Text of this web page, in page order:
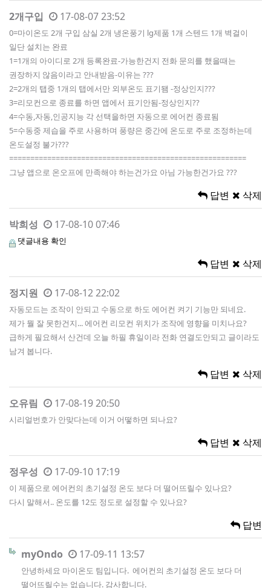
2개구입 17-08-07 23:52
0=마이온도 2개 구입 삼실 2개 냉온풍기 lg제품 1개 스텐드 1개 벽걸이
일단 설치는 완료
1=1개의 아이디로 2개 등록완료-가능한건지 전화 문의를 했을때는
권장하지 않음이라고 안내받음-이유는 ???
2=2개의 탭중 1개의 탭에서만 외부온도 표기됌 -정상인지???
3=리모컨으로 종료를 하면 앱에서 표기안됨-정상인지??
4=수동,자동,인공지능 각 선택을하면 자동으로 에어컨 종료됨
5=수동중 제습을 주로 사용하며 풍량은 중간에 온도로 주로 조정하는데
온도설정 불가???
========================================================
그냥 앱으로 온오프에 만족해야 하는건가요 아님 가능한건가요 ???
답변 삭제
박희성 17-08-10 07:46
댓글내용 확인
답변 삭제
정지원 17-08-12 22:02
자동모드는 조작이 안되고 수동으로 하도 에어컨 켜기 기능만 되네요.
제가 뭘 잘 못한건지... 에어컨 리모컨 위치가 조작에 영향을 미치나요?
급하게 필요해서 산건데 오늘 하필 휴일이라 전화 연결도안되고 글이라도
남겨 봅니다.
답변 삭제
오유림 17-08-19 20:50
시리얼번호가 안맞다는데 이거 어떻하면 되나요?
답변 삭제
정우성 17-09-10 17:19
이 제품으로 에어컨의 초기설정 온도 보다 더 떨어뜨릴수 있나요?
다시 말해서.. 온도를 12도 정도로 설정할 수 있나요?
답변
myOndo 17-09-11 13:57
안녕하세요 마이온도 팀입니다. 에어컨의 초기설정 온도 보다 더
떨어뜨릴수는 없습니다. 감사합니다.